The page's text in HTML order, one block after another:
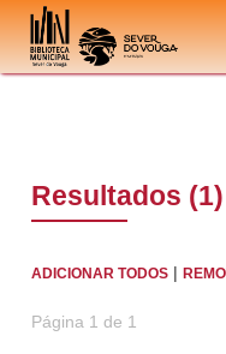
Ir para o conteúdo
Resultados (1)
ADICIONAR TODOS |
Página 1 de 1